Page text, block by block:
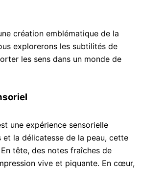
création emblématique de la
explorerons les subtilités de
les sens dans un monde de
une expérience sensorielle
la délicatesse de la peau, cette
tête, des notes fraîches de
vive et piquante. En cœur,